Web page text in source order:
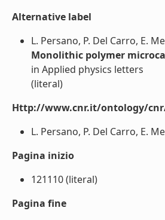
Alternative label
L. Persano, P. Del Carro, E.
Monolithic polymer
in Applied physics letters
(literal)
Http://www.cnr.it/ontology/
L. Persano, P. Del Carro, E.
Pagina inizio
121110 (literal)
Pagina fine